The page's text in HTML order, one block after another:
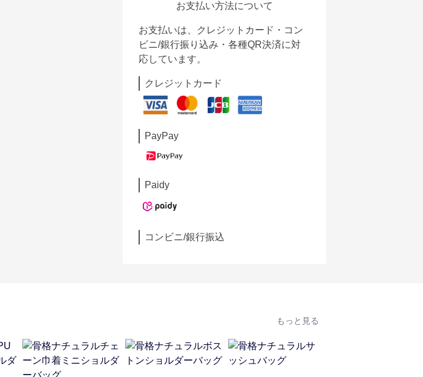
お支払い方法について
お支払いは、クレジットカード・コン
ビニ/銀行振り込み・各種QR決済に対
応しています。
クレジットカード
PayPay
Paidy
コンビニ/銀行振込
もっと見る